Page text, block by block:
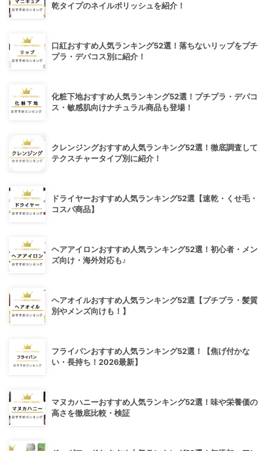
乾タイプのネイルポリッシュを紹介！
口紅おすすめ人気ランキング52選！落ちないリップをプチ
プラ・デパコス別に紹介！
化粧下地おすすめ人気ランキング52選！プチプラ・デパコ
ス・敏感肌向けナチュラル商品も登場！
クレンジングおすすめ人気ランキング52選！徹底調査して
テクスチャータイプ別に紹介！
ドライヤーおすすめ人気ランキング52選【速乾・くせ毛・
コスパ商品】
ヘアアイロンおすすめ人気ランキング52選！初心者・メン
ズ向け・海外対応も♪
ヘアオイルおすすめ人気ランキング52選【プチプラ・髪質
別やメンズ向けも！】
フライパンおすすめ人気ランキング52選！【焦げ付かな
い・長持ち！2026最新】
マヌカハニーおすすめ人気ランキング52選！味や栄養価の
高さを徹底比較・検証